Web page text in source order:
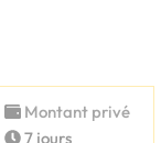
Montant privé
7 jours